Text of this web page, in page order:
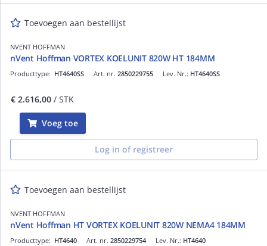
Toevoegen aan bestellijst
NVENT HOFFMAN
nVent Hoffman VORTEX KOELUNIT 820W HT 184MM
Art. nr. 2850229755
Producttype: HT4640SS Lev. Nr.: HT4640SS
€ 2.616,00 / STK
Voeg toe
Log in of registreer
Toevoegen aan bestellijst
NVENT HOFFMAN
nVent Hoffman HT VORTEX KOELUNIT 820W NEMA4 184MM
Art. nr. 2850229754
Producttype: HT4640 Lev. Nr.: HT4640